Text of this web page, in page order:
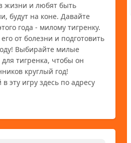
жизни и любят быть
будут на коне. Давайте
года - милому тигренку.
от болезни и подготовить
Выбирайте милые
тигренка, чтобы он
круглый год!
эту игру здесь по адресу